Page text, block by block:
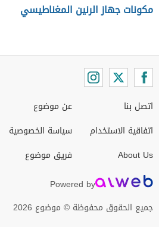
مكونات جهاز الرنين المغناطيسي
اتصل بنا
اتفاقية الاستخدام
About Us
عن موضوع
سياسة الخصوصية
فريق موضوع
Powered by
جميع الحقوق محفوظة © موضوع 2026